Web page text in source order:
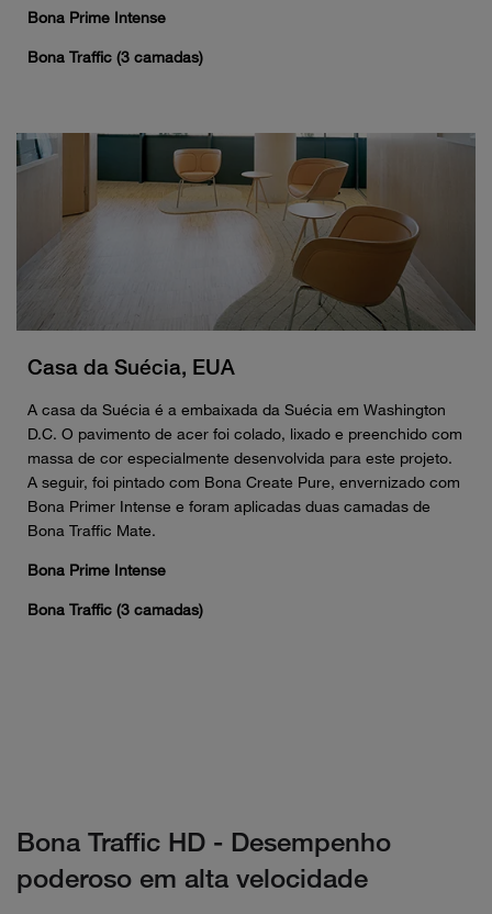
Bona Prime Intense
Bona Traffic (3 camadas)
Casa da Suécia, EUA
A casa da Suécia é a embaixada da Suécia em Washington
D.C. O pavimento de acer foi colado, lixado e preenchido com
massa de cor especialmente desenvolvida para este projeto.
A seguir, foi pintado com Bona Create Pure, envernizado com
Bona Primer Intense e foram aplicadas duas camadas de
Bona Traffic Mate.
Bona Prime Intense
Bona Traffic (3 camadas)
Bona Traffic HD - Desempenho
poderoso em alta velocidade